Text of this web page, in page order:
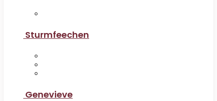
Sturmfeechen
Genevieve